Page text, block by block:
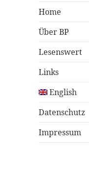
Home
Über BP
Lesenswert
Links
English
Datenschutz
Impressum